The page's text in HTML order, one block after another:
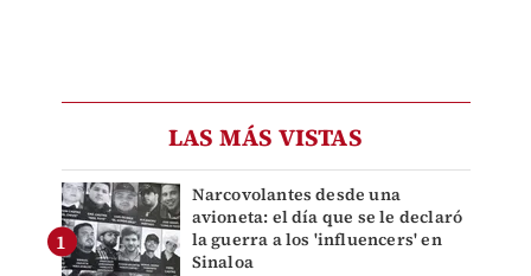
LAS MÁS VISTAS
Narcovolantes desde una
avioneta: el día que se le declaró
la guerra a los 'influencers' en
Sinaloa